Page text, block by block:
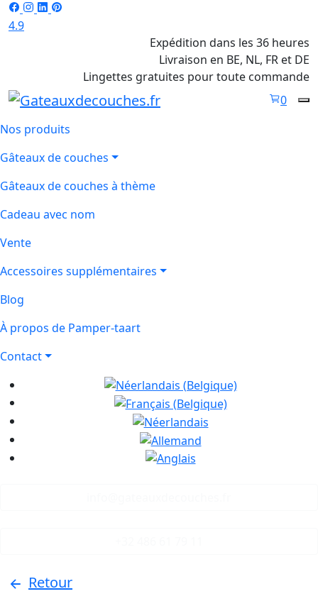
4.9
Expédition dans les 36 heures
Livraison en BE, NL, FR et DE
Lingettes gratuites pour toute commande
0
Nos produits
Gâteaux de couches
Gâteaux de couches à thème
Cadeau avec nom
Vente
Accessoires supplémentaires
Blog
À propos de Pamper-taart
Contact
Retour